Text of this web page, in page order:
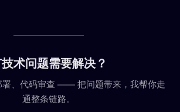
术问题需要解决？
署、代码审查 —— 把问题带来，我帮你走
通整条链路。